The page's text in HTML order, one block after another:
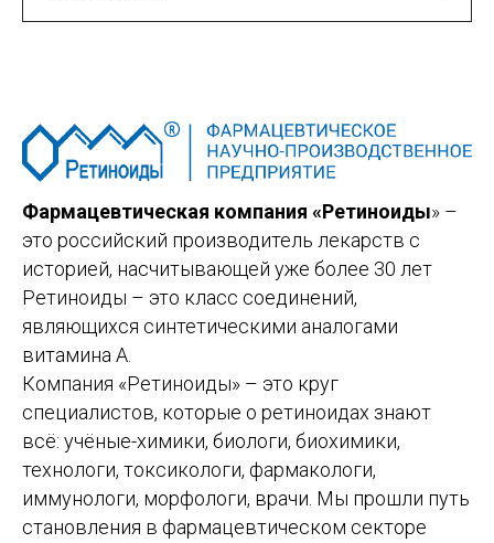
Фармацевтическая компания «Ретиноиды» –
это российский производитель лекарств с
историей, насчитывающей уже более 30 лет
Ретиноиды – это класс соединений,
являющихся синтетическими аналогами
витамина А.
Компания «Ретиноиды» – это круг
специалистов, которые о ретиноидах знают
всё: учёные-химики, биологи, биохимики,
технологи, токсикологи, фармакологи,
иммунологи, морфологи, врачи. Мы прошли путь
становления в фармацевтическом секторе